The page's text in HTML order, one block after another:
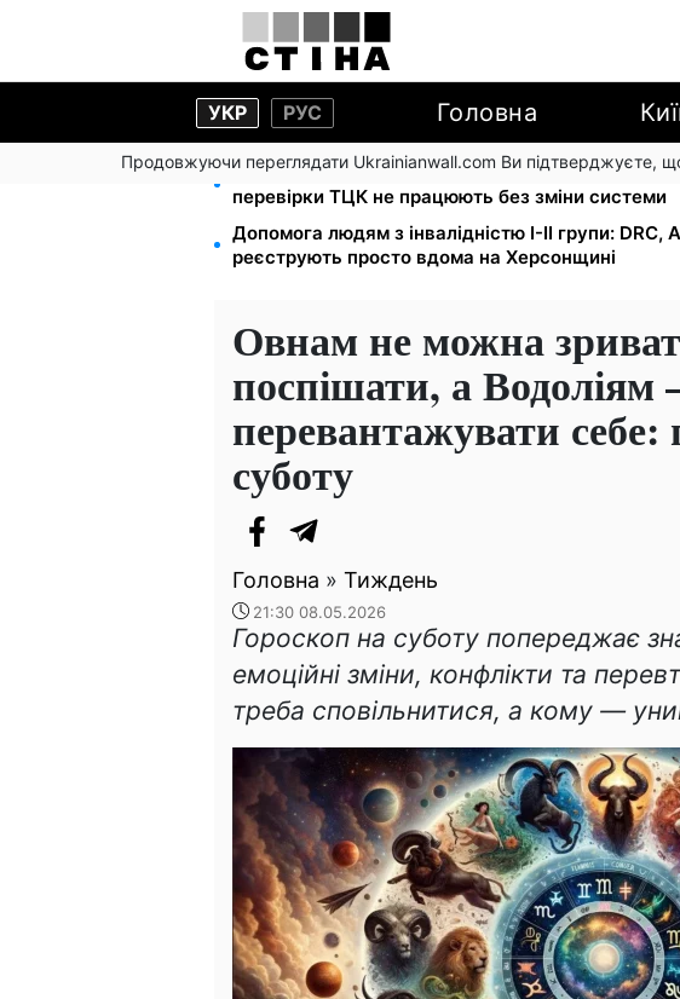
УКР РУС Головна
Продовжуючи переглядати Ukrainianwall.com Ви підтверджуєте,
Цифровізація справ і ВЛК: юрист Танасійчук —
перевірки ТЦК не працюють без зміни системи
Допомога людям з інвалідністю I-II групи: DRC,
реєструють просто вдома на Херсонщині
Овнам не можна
поспішати, а
перевантажувати себе:
суботу
Головна » Тиждень
21:30 08.05.2026
Гороскоп на суботу попереджає
емоційні зміни, конфлікти та
треба сповільнитися, а кому —